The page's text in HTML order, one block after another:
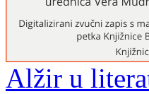
Alžir u